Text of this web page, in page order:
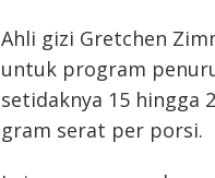
Ahli gizi Gretchen
untuk program
setidaknya 15 hingga
gram serat per porsi.